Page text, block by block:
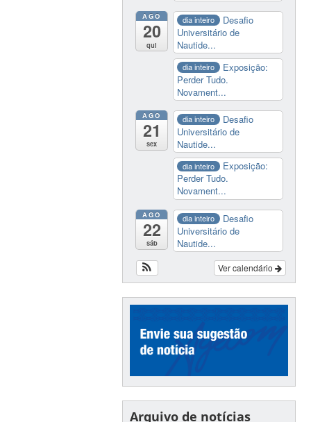
AGO
20
qui
dia inteiro
Desafio
Universitário de
Nautide...
dia inteiro
Exposição:
Perder Tudo.
Novament...
AGO
21
sex
dia inteiro
Desafio
Universitário de
Nautide...
dia inteiro
Exposição:
Perder Tudo.
Novament...
AGO
22
sáb
dia inteiro
Desafio
Universitário de
Nautide...
Ver calendário
Arquivo de notícias